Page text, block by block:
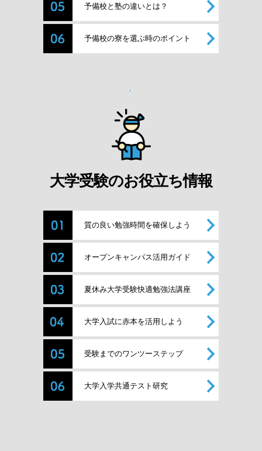
予備校と塾の違いとは？
予備校の寮を選ぶ時のポイント
大学受験のお役立ち情報
質の良い勉強時間を確保しよう
オープンキャンパス活用ガイド
夏休み大学受験快適勉強法講座
大学入試に赤本を活用しよう
受験までのワンツーステップ
大学入学共通テスト研究